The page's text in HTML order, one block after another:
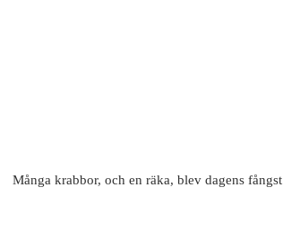
Många krabbor, och en räka, blev dagens